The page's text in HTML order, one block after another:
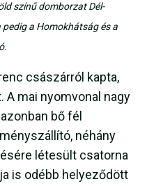
színű domborzat Dél-
a Homokhátság és a
császárról kapta,
A mai nyomvonal nagy
bő fél
néhány
létesült csatorna
is odébb helyeződött